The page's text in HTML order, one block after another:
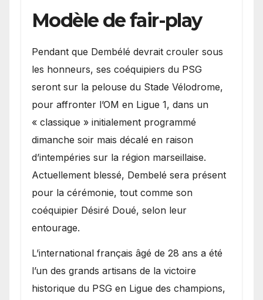
Modèle de fair-play
Pendant que Dembélé devrait crouler sous
les honneurs, ses coéquipiers du PSG
seront sur la pelouse du Stade Vélodrome,
pour affronter l’OM en Ligue 1, dans un
« classique » initialement programmé
dimanche soir mais décalé en raison
d’intempéries sur la région marseillaise.
Actuellement blessé, Dembelé sera présent
pour la cérémonie, tout comme son
coéquipier Désiré Doué, selon leur
entourage.
L’international français âgé de 28 ans a été
l’un des grands artisans de la victoire
historique du PSG en Ligue des champions,